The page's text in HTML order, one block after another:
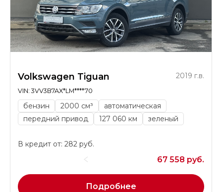
Volkswagen Tiguan 2019 г.в.
VIN: 3VV3B7AX*LM****70
бензин 2000 см³
автоматическая
передний привод
127 060 км зеленый
В кредит от: 282 руб.
67 558 руб.
Подробнее